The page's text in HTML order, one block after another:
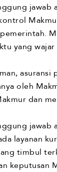
jawab
yang
oleh
dan
jawab
layanan
timbul
keputusan